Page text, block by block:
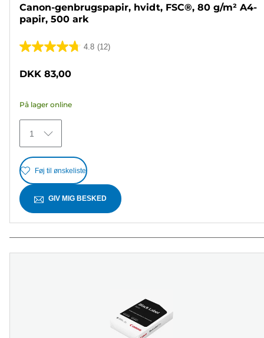
Canon-genbrugspapir, hvidt, FSC®, 80 g/m² A4-
papir, 500 ark
4.8 (12)
4.8
af
stjerner.
12
anmeldelser
DKK 83,00
På lager online
1
Føj til ønskeliste
GIV MIG BESKED